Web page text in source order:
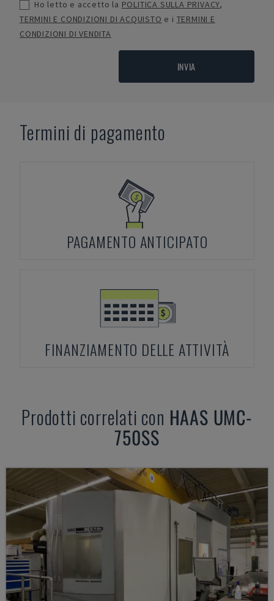
Ho letto e accetto la POLITICA SULLA PRIVACY,
TERMINI E CONDIZIONI DI ACQUISTO e i TERMINI E
CONDIZIONI DI VENDITA
INVIA
Termini di pagamento
PAGAMENTO ANTICIPATO
FINANZIAMENTO DELLE ATTIVITÀ
Prodotti correlati con HAAS UMC-
750SS